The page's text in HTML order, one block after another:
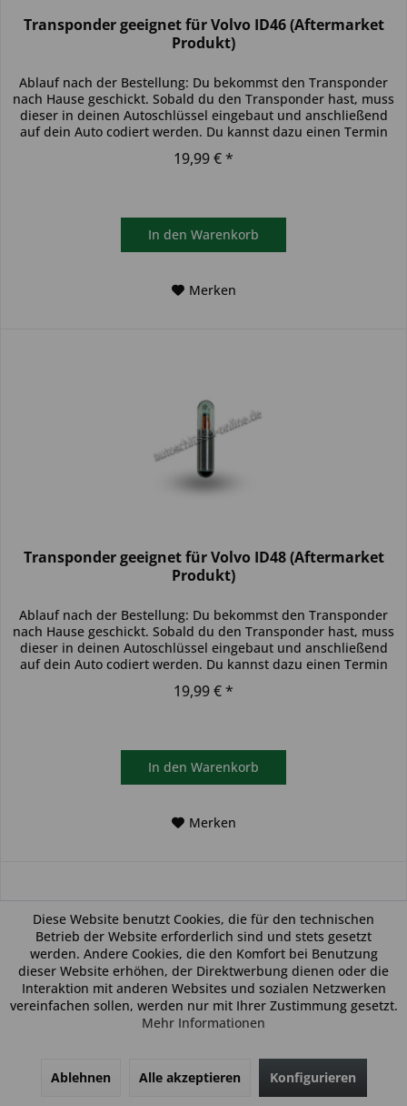
Transponder geeignet für Volvo ID46 (Aftermarket
Produkt)
Ablauf nach der Bestellung: Du bekommst den Transponder
nach Hause geschickt. Sobald du den Transponder hast, muss
dieser in deinen Autoschlüssel eingebaut und anschließend
auf dein Auto codiert werden. Du kannst dazu einen Termin
19,99 € *
In den Warenkorb
Merken
Transponder geeignet für Volvo ID48 (Aftermarket
Produkt)
Ablauf nach der Bestellung: Du bekommst den Transponder
nach Hause geschickt. Sobald du den Transponder hast, muss
dieser in deinen Autoschlüssel eingebaut und anschließend
auf dein Auto codiert werden. Du kannst dazu einen Termin
19,99 € *
In den Warenkorb
Merken
Autoschlüsselgehäuse geeignet für Volvo 4 Tasten
Diese Website benutzt Cookies, die für den technischen
Betrieb der Website erforderlich sind und stets gesetzt
werden. Andere Cookies, die den Komfort bei Benutzung
dieser Website erhöhen, der Direktwerbung dienen oder die
Interaktion mit anderen Websites und sozialen Netzwerken
vereinfachen sollen, werden nur mit Ihrer Zustimmung gesetzt.
Mehr Informationen
Ablehnen Alle akzeptieren Konfigurieren